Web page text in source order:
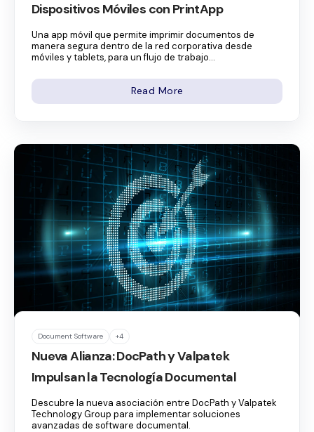
Dispositivos Móviles con PrintApp
Una app móvil que permite imprimir documentos de
manera segura dentro de la red corporativa desde
móviles y tablets, para un flujo de trabajo...
Read More
Document Software +4
Nueva Alianza: DocPath y Valpatek
Impulsan la Tecnología Documental
Descubre la nueva asociación entre DocPath y Valpatek
Technology Group para implementar soluciones
avanzadas de software documental.